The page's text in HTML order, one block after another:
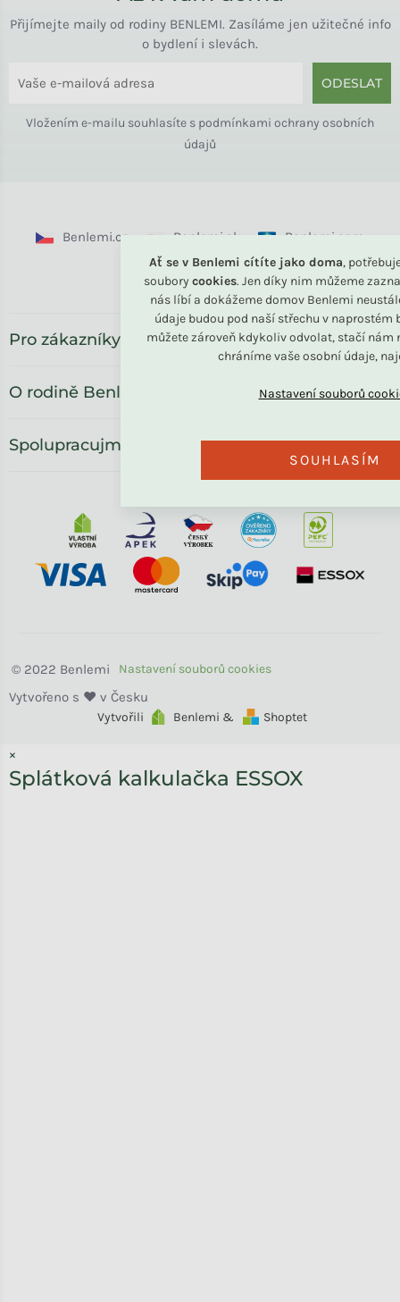
Ať se v Benlemi cítíte jako doma,
soubory cookies. Jen díky nim můžeme
nás líbí a dokážeme domov Benlemi
údaje budou pod naší střechu v naprostém
můžete zároveň kdykoliv odvolat, stačí nám
chráníme vaše osobní údaje,
SOUHLASÍM
Přijímejte maily od rodiny BENLEMI. Zasíláme jen užitečné info
o bydlení i slevách.
ODESLAT
Vložením e-mailu souhlasíte s podmínkami ochrany osobních
údajů
Benlemi.cz Benlemi.sk Benlemi.com
Benlemi.ro
Pro zákazníky
O rodině Benlemi
Spolupracujme
Vytvořili Benlemi & Shoptet
Benlemi
×
Splátková kalkulačka ESSOX